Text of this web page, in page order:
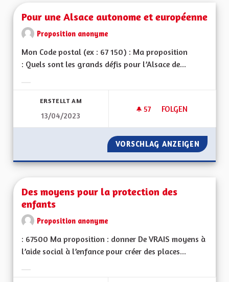
Pour une Alsace autonome et européenne
Proposition anonyme
Mon Code postal (ex : 67 150) : Ma proposition
: Quels sont les grands défis pour l’Alsace de...
ERSTELLT AM
13/04/2023
57 57 FOLLOWER
FOLGEN
POUR UNE
VORSCHLAG ANZEIGEN POUR
Des moyens pour la protection des
enfants
Proposition anonyme
: 67500 Ma proposition : donner De VRAIS moyens à
l’aide social à l’enfance pour créer des places...